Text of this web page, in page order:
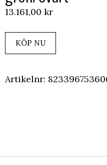
13.161,00 kr
KÖP NU
Artikelnr: